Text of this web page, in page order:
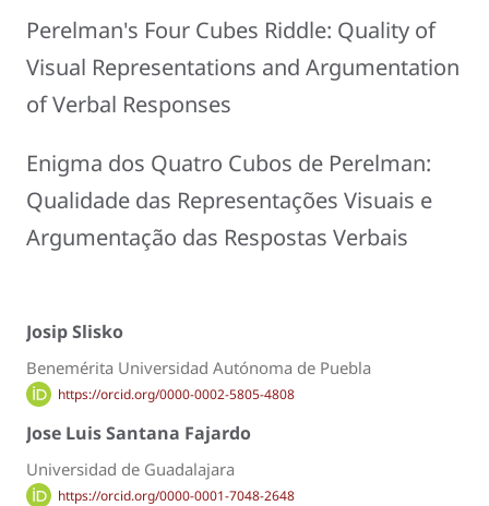
Perelman's Four Cubes Riddle: Quality of
Visual Representations and Argumentation
of Verbal Responses
Enigma dos Quatro Cubos de Perelman:
Qualidade das Representações Visuais e
Argumentação das Respostas Verbais
Josip Slisko
Benemérita Universidad Autónoma de Puebla
https://orcid.org/0000-0002-5805-4808
Jose Luis Santana Fajardo
Universidad de Guadalajara
https://orcid.org/0000-0001-7048-2648